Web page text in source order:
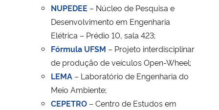
NUPEDEE – Núcleo de Pesquisa e
Desenvolvimento em Engenharia
Elétrica – Prédio 10, sala 423;
Fórmula UFSM – Projeto interdisciplinar
de produção de veículos Open-Wheel;
LEMA – Laboratório de Engenharia do
Meio Ambiente;
CEPETRO – Centro de Estudos em